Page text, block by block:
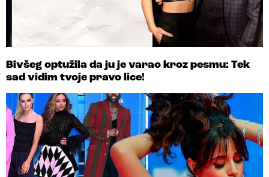
Bivšeg optužila da ju je varao kroz pesmu: Tek
sad vidim tvoje pravo lice!